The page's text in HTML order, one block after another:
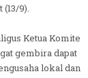
9).
Ketua Komite
gembira dapat
lokal dan